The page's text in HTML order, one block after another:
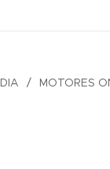
MOTORES